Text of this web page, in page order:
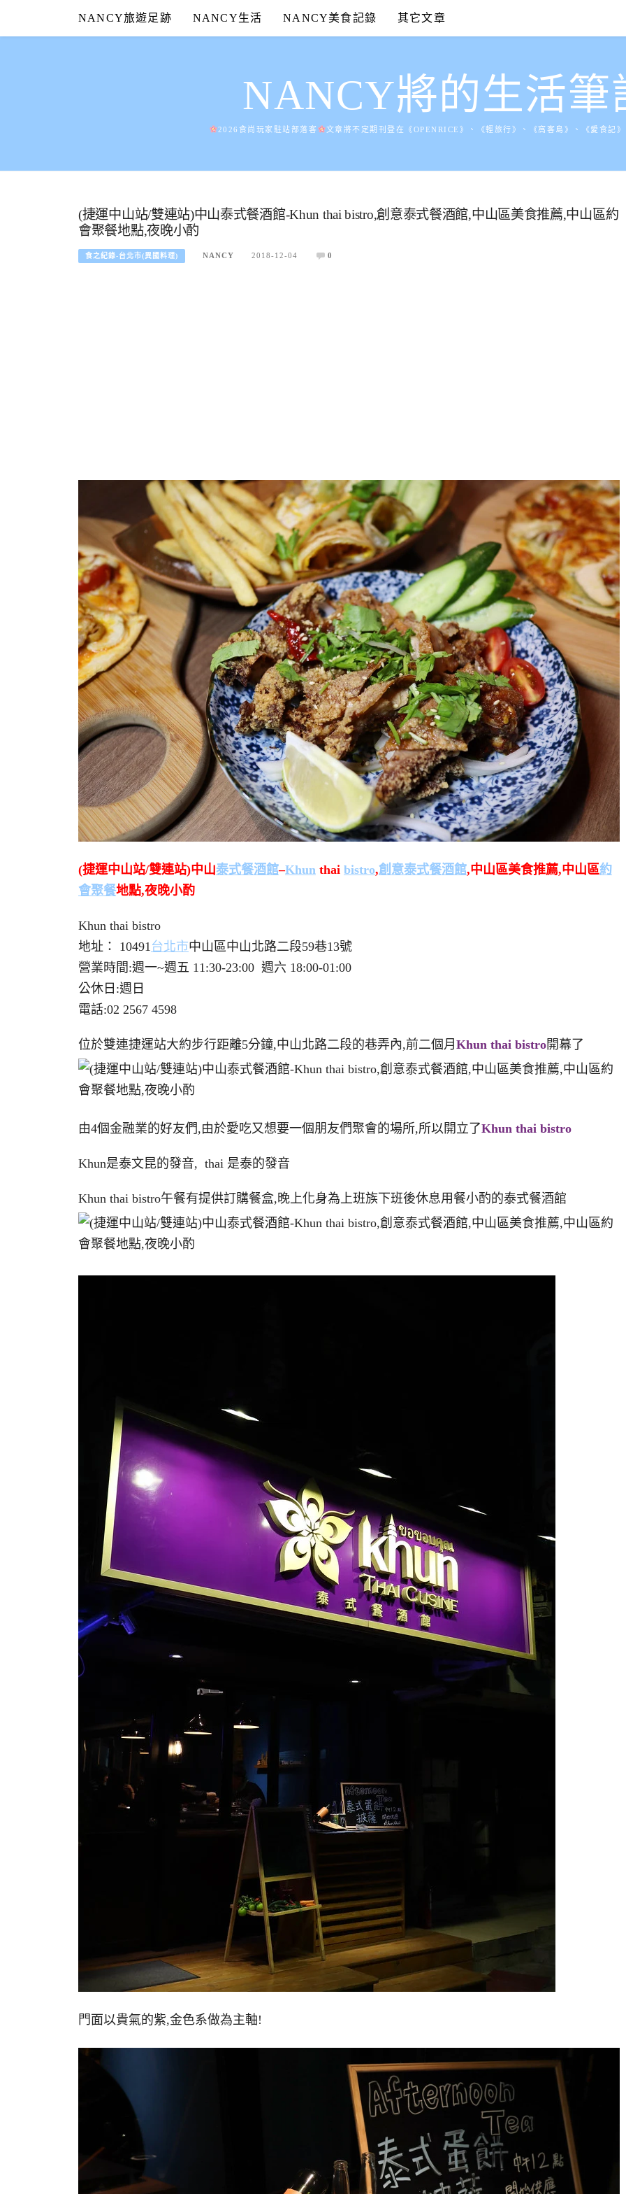
content
NANCY旅遊足跡 NANCY生活 NANCY美食記錄 其它文章
NANCY將的生活筆
2026食尚玩家駐站部落客 文章將不定期刊登在《OPENRICE》、《輕旅行》、《窩客島》、《愛食記
(捷運中山站/雙連站)中山泰式餐酒館-Khun thai bistro,創意泰式餐酒館,中山區美食推薦,中山區約
會聚餐地點,夜晚小酌
食之紀錄-台北市(異國料理) NANCY 2018-12-04 0
(捷運中山站/雙連站)中山泰式餐酒館–Khun thai bistro,創意泰式餐酒館,中山區美食推薦,中山區約
會聚餐地點,夜晚小酌
Khun thai bistro
地址： 10491台北市中山區中山北路二段59巷13號
營業時間:週一~週五 11:30-23:00 週六 18:00-01:00
公休日:週日
電話:02 2567 4598
位於雙連捷運站大約步行距離5分鐘,中山北路二段的巷弄內,前二個月 Khun thai bistro開幕了
由4個金融業的好友們,由於愛吃又想要一個朋友們聚會的場所,所以開立了Khun thai bistro
Khun是泰文昆的發音, thai 是泰的發音
Khun thai bistro午餐有提供訂購餐盒,晚上化身為上班族下班後休息用餐小酌的泰式餐酒館
門面以貴氣的紫,金色系做為主軸!